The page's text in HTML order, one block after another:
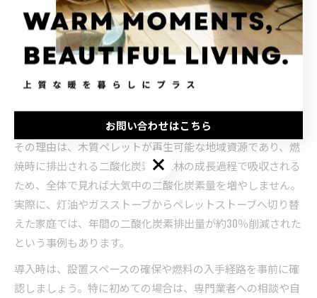
ペレットストーブでゼロカーボン家庭を実現する方法
ペレットストーブは、木質ペレットを燃料とすることでカー
ボンニュートラルな暖房を実現します。北海道のように冬が
長く厳しい地域では、暖房による二酸化炭素排出が家庭の環
ことでゼロカーボン家庭への大きな一歩となります。
その理由は、木質ペレットが再生可能な地域資源であり、燃
焼時に排出される二酸化炭素も森林の成長過程で吸収される
ため、全体で見れば大気中の二酸化炭素量を増やしません。
実際に、灯油やガスストーブからペレットストーブへ切り替
えた家庭では、年間の二酸化炭素排出量が約30％削減された
という事例もあります。
導入時は、設置スペースの確保や燃料の入手経路を事前に確
認しましょう。特に初めての場合は、専門業者への相談や自
お問い合わせはこちら
お問い合わせはこちら